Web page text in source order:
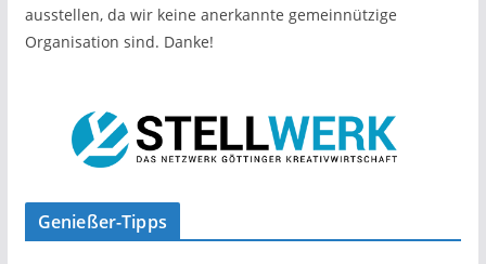
ausstellen, da wir keine anerkannte gemeinnützige
Organisation sind. Danke!
Genießer-Tipps